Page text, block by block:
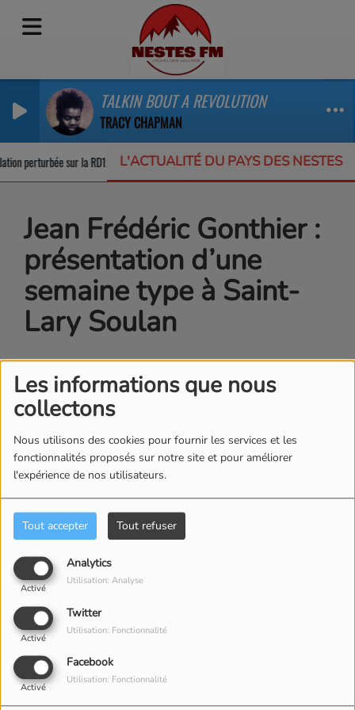
Les informations que nous
collectons
Nous utilisons des cookies pour fournir les services et les
fonctionnalités proposés sur notre site et pour améliorer
l'expérience de nos utilisateurs.
Tout accepter Tout refuser
Analytics
Activé
Utilisation: Analyse
Twitter
Activé
Utilisation: Fonctionnalité
Facebook
Activé
Utilisation: Fonctionnalité
TALKIN BOUT A REVOLUTION
TRACY CHAPMAN
L'ACTUALITÉ DU PAYS DES NESTES
perturbée sur la RD123 Un appel à projets pour protéger la
Jean Frédéric Gonthier :
présentation d’une
semaine type à Saint-
Lary Soulan